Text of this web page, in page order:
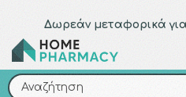
Δωρεάν μεταφορικά
Αναζήτηση